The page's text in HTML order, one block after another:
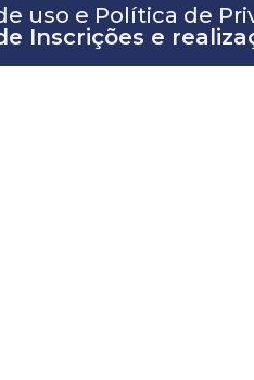
uso e Política de
Inscrições e